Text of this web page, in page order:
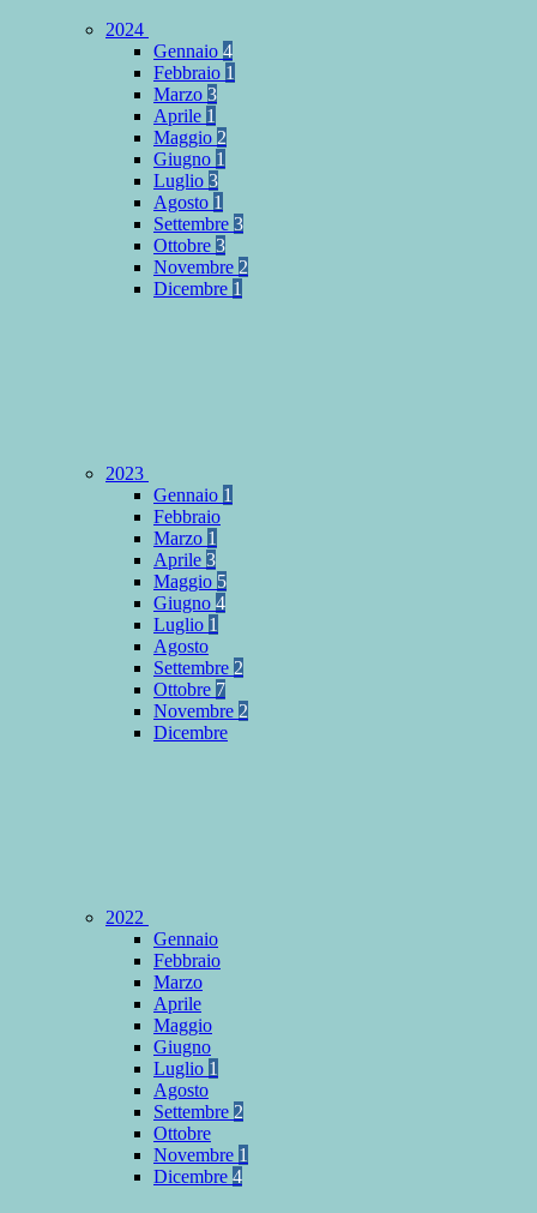
2024
Gennaio 4
Febbraio 1
Marzo 3
Aprile 1
Maggio 2
Giugno 1
Luglio 3
Agosto 1
Settembre 3
Ottobre 3
Novembre 2
Dicembre 1
2023
Gennaio 1
Febbraio
Marzo 1
Aprile 3
Maggio 5
Giugno 4
Luglio 1
Agosto
Settembre 2
Ottobre 7
Novembre 2
Dicembre
2022
Gennaio
Febbraio
Marzo
Aprile
Maggio
Giugno
Luglio 1
Agosto
Settembre 2
Ottobre
Novembre 1
Dicembre 4